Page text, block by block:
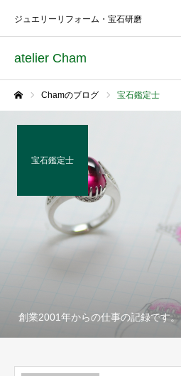
atelier Cham
ジュエリーリフォーム・宝石研磨
Chamのブログ 宝石鑑定士
宝石鑑定士
創業2001年からの仕事の記録です。